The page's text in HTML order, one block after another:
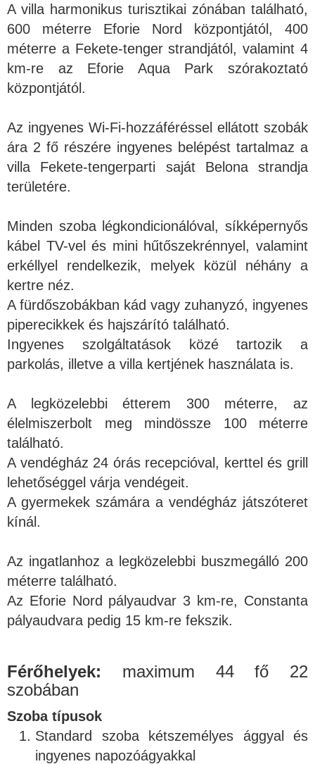
A villa harmonikus turisztikai zónában található,
600 méterre Eforie Nord központjától, 400
méterre a Fekete-tenger strandjától, valamint 4
km-re az Eforie Aqua Park szórakoztató
központjától.
Az ingyenes Wi-Fi-hozzáféréssel ellátott szobák
ára 2 fő részére ingyenes belépést tartalmaz a
villa Fekete-tengerparti saját Belona strandja
területére.
Minden szoba légkondicionálóval, síkképernyős
kábel TV-vel és mini hűtőszekrénnyel, valamint
erkéllyel rendelkezik, melyek közül néhány a
kertre néz.
A fürdőszobákban kád vagy zuhanyzó, ingyenes
piperecikkek és hajszárító található.
Ingyenes szolgáltatások közé tartozik a
parkolás, illetve a villa kertjének használata is.
A legközelebbi étterem 300 méterre, az
élelmiszerbolt meg mindössze 100 méterre
található.
A vendégház 24 órás recepcióval, kerttel és grill
lehetőséggel várja vendégeit.
A gyermekek számára a vendégház játszóteret
kínál.
Az ingatlanhoz a legközelebbi buszmegálló 200
méterre található.
Az Eforie Nord pályaudvar 3 km-re, Constanta
pályaudvara pedig 15 km-re fekszik.
Férőhelyek: maximum 44 fő 22
szobában
Szoba típusok
Standard szoba kétszemélyes ággyal és
ingyenes napozóágyakkal